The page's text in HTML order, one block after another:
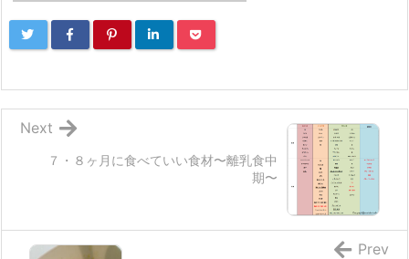
７・８ヶ月に食べていい食材〜離乳食中
期〜
Next
Prev